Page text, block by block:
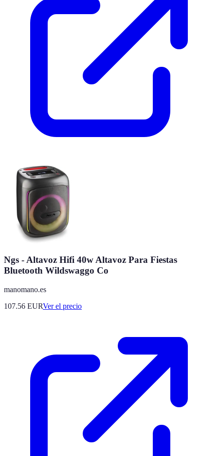
Ngs - Altavoz Hifi 40w Altavoz Para Fiestas
Bluetooth Wildswaggo Co
manomano.es
107.56 EURVer el precio